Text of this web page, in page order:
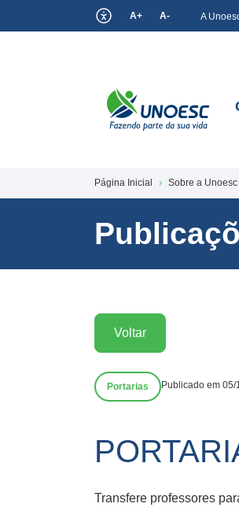
A+ A- A
Página Inicial Sobre a Unoesc
Voltar
Portarias Publicado em 05/
Transfere professores